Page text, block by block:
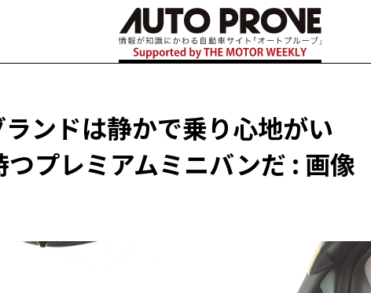
ランドは静かで乗り心地がい
プレミアムミニバンだ : 画像